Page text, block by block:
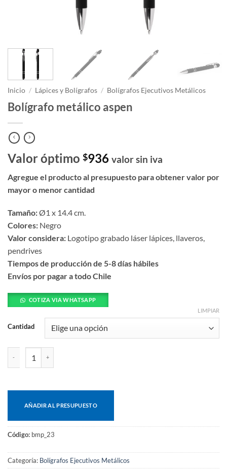
Inicio / Lápices y Bolígrafos / Bolígrafos Ejecutivos Metálicos
Bolígrafo metálico aspen
Valor óptimo $936 valor sin iva
Agregue el producto al presupuesto para obtener valor por
mayor o menor cantidad
Tamaño:Ø1 x 14.4 cm.
Colores: Negro
Valor considera: Logotipo grabado láser lápices, llaveros,
pendrives
Tiempos de producción de 5-8 días hábiles
Envíos por pagar a todo Chile
COTIZA VIA WHATSAPP
Cantidad
LIMPIAR
AÑADIR AL PRESUPUESTO
Código: bmp_23
Categoría: Bolígrafos Ejecutivos Metálicos